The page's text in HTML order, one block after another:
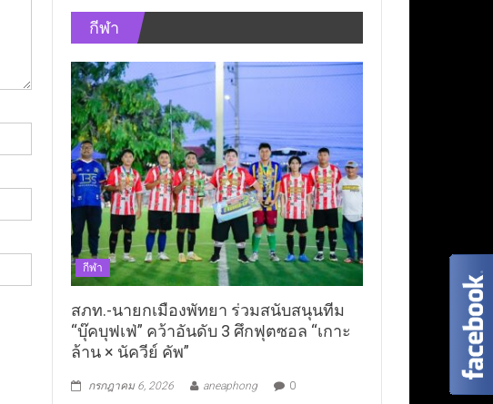
กีฬา
กีฬา
สภท.-นายกเมืองพัทยา ร่วมสนับสนุนทีม
“บุ๊คบุฟเฟ่” คว้าอันดับ 3 ศึกฟุตซอล “เกาะ
ล้าน × นัควีย์ คัพ”
กรกฎาคม 6, 2026 aneaphong 0